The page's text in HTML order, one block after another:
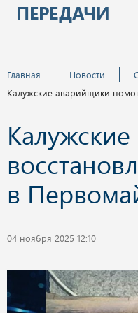
ПЕРЕДАЧИ
Главная Новости
Калужские аварийщики
в
04 ноября 2025 12:10